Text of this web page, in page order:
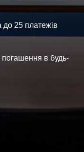
до 25 платежів
погашення в будь-